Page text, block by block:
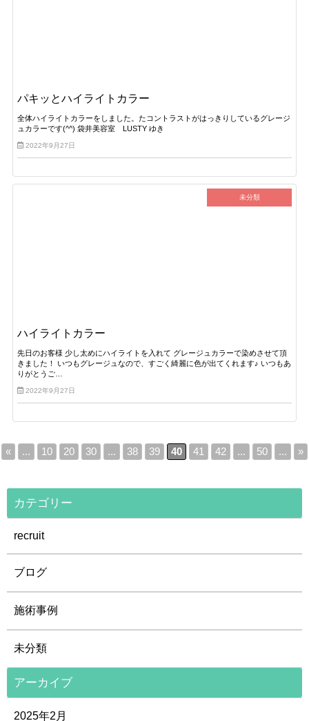
パキッとハイライトカラー
全体ハイライトカラーをしました。たコントラストがはっきりしているグレージ
ュカラーです(^^) 袋井美容室 LUSTY ゆき
2022年9月27日
未分類
ハイライトカラー
先日のお客様 少し太めにハイライトを入れて グレージュカラーで染めさせて頂
きました！ いつもグレージュなので、すごく綺麗に色が出てくれます♪ いつもあ
りがとうご…
2022年9月27日
« ... 10 20 30 ... 38 39 40 41 42 ... 50 ... »
カテゴリー
recruit
ブログ
施術事例
未分類
アーカイブ
2025年2月